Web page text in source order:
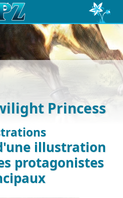
Princess
illustration
protagonistes